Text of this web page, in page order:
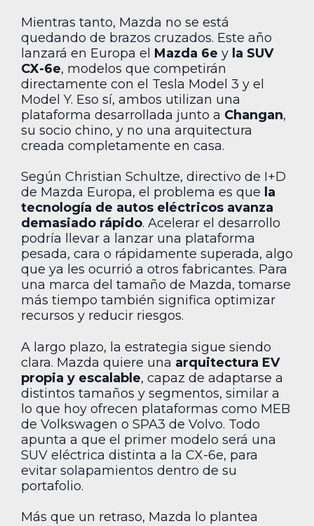
Mientras tanto, Mazda no se está
quedando de brazos cruzados. Este año
lanzará en Europa el Mazda 6e y la SUV
CX-6e, modelos que competirán
directamente con el Tesla Model 3 y el
Model Y. Eso sí, ambos utilizan una
plataforma desarrollada junto a Changan,
su socio chino, y no una arquitectura
creada completamente en casa.
Según Christian Schultze, directivo de I+D
de Mazda Europa, el problema es que la
tecnología de autos eléctricos avanza
demasiado rápido. Acelerar el desarrollo
podría llevar a lanzar una plataforma
pesada, cara o rápidamente superada, algo
que ya les ocurrió a otros fabricantes. Para
una marca del tamaño de Mazda, tomarse
más tiempo también significa optimizar
recursos y reducir riesgos.
A largo plazo, la estrategia sigue siendo
clara. Mazda quiere una arquitectura EV
propia y escalable, capaz de adaptarse a
distintos tamaños y segmentos, similar a
lo que hoy ofrecen plataformas como MEB
de Volkswagen o SPA3 de Volvo. Todo
apunta a que el primer modelo será una
SUV eléctrica distinta a la CX-6e, para
evitar solapamientos dentro de su
portafolio.
Más que un retraso, Mazda lo plantea